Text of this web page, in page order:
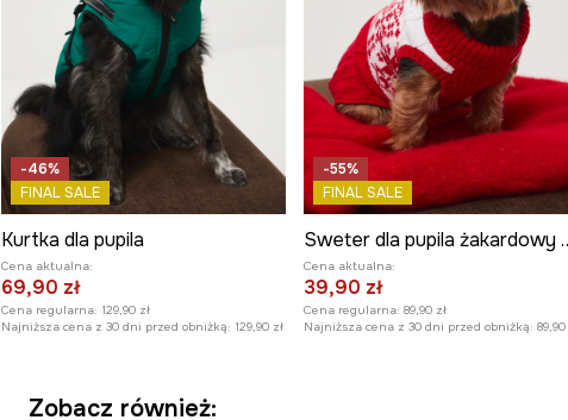
-46%
FINAL SALE
Kurtka dla pupila
Cena aktualna:
69,90 zł
Cena regularna: 129,90 zł
Najniższa cena z 30 dni przed obniżką: 129,90 zł
-55%
FINAL SALE
Sweter dla
Cena aktualna:
39,90 zł
Cena regularna: 89,90 zł
Najniższa cena z 30 dni przed obniżką: 89,90
Zobacz również: